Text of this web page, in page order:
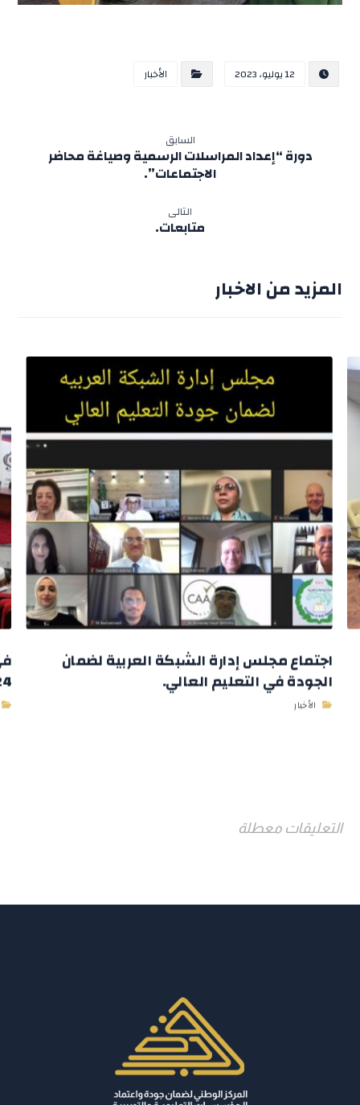
12 يوليو، 2023 الأخبار
السابق
دورة “إعداد المراسلات الرسمية وصياغة محاضر
الاجتماعات”.
التالى
متابعات.
المزيد من الاخبار
اجتماع مجلس إدارة الشبكة العربية لضمان
الجودة في التعليم العالي.
الأخبار
2024
التعليقات معطلة